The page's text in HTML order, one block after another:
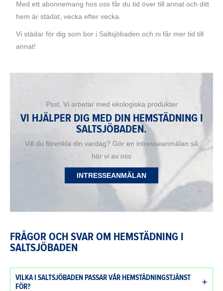
Med ett abonnemang hos oss får du tid över till annat och ditt
hem är städat, vecka efter vecka.
Vi städar för dig som bor i Saltsjöbaden och ni får mer tid till
annat!
Psst, Vi arbetar med ekologiska produkter
VI HJÄLPER DIG MED DIN HEMSTÄDNING I
SALTSJÖBADEN.
Vill du förenkla din vardag? Gör en intresseanmälan så
hör vi av oss
INTRESSEANMÄLAN
FRÅGOR OCH SVAR OM HEMSTÄDNING I
SALTSJÖBADEN
VILKA I SALTSJÖBADEN PASSAR VÅR HEMSTÄDNINGSTJÄNST
FÖR?